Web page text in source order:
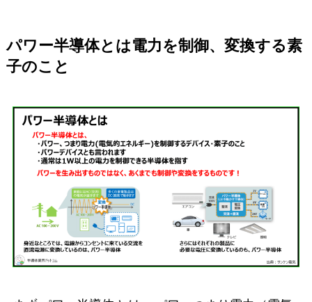
パワー半導体とは電力を制御、変換する素
子のこと